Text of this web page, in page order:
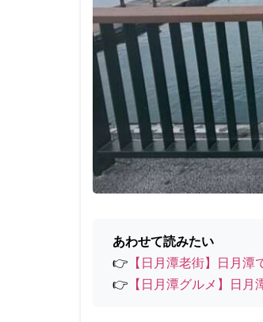
あわせて読みたい
👉 【日月潭老街】日月潭
👉 【日月潭グルメ】日